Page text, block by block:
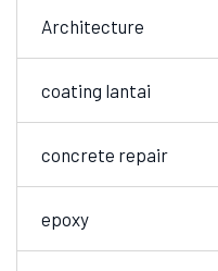
Architecture
coating lantai
concrete repair
epoxy